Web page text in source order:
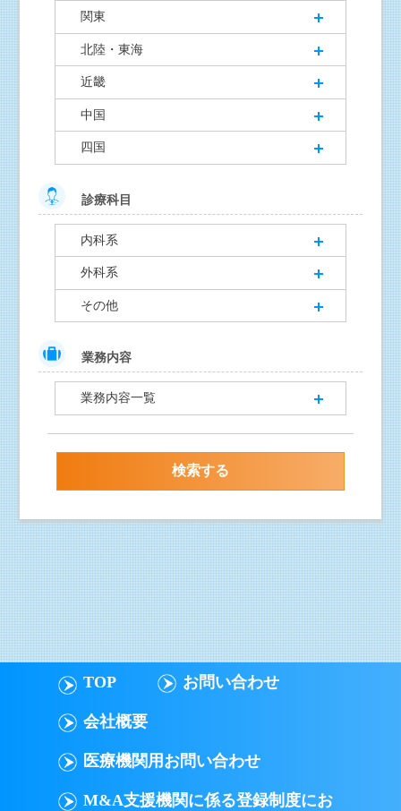
関東
北陸・東海
近畿
中国
四国
診療科目
内科系
外科系
その他
業務内容
業務内容一覧
TOP お問い合わせ
会社概要
医療機関用お問い合わせ
M&A支援機関に係る登録制度にお